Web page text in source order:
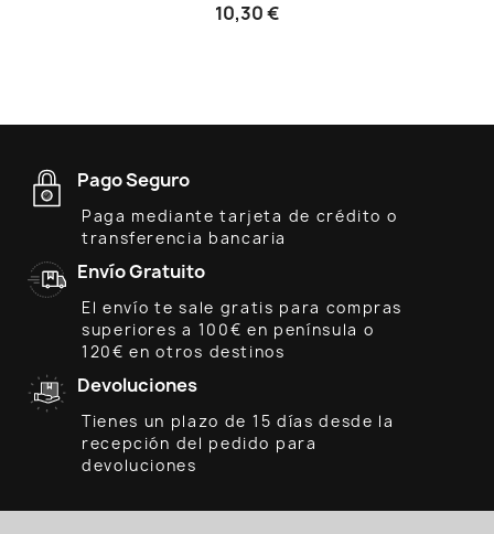
10,30 €
Pago Seguro
Paga mediante tarjeta de crédito o
transferencia bancaria
Envío Gratuito
El envío te sale gratis para compras
superiores a 100€ en península o
120€ en otros destinos
Devoluciones
Tienes un plazo de 15 días desde la
recepción del pedido para
devoluciones